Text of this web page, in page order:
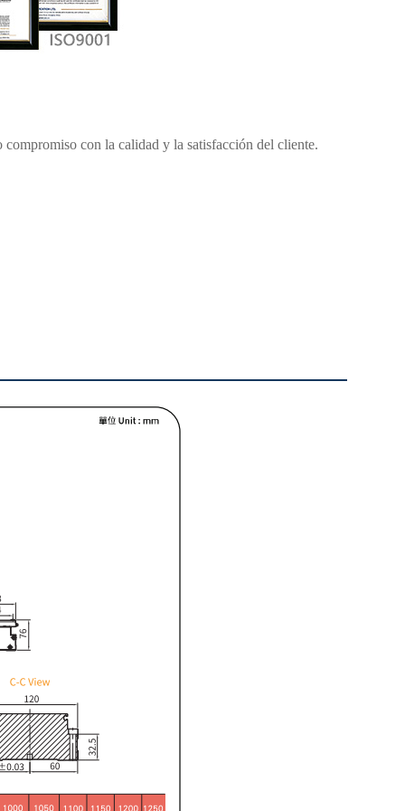
con la calidad y la satisfacción del cliente.